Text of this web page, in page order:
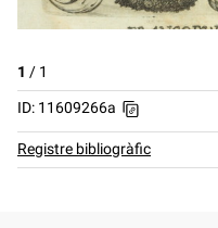
1 / 1
ID: 11609266a
Registre bibliogràfic